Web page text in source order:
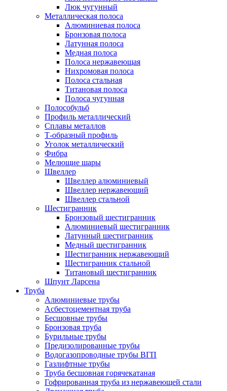
Люк чугунный
Металлическая полоса
Алюминиевая полоса
Бронзовая полоса
Латунная полоса
Медная полоса
Полоса нержавеющая
Нихромовая полоса
Полоса стальная
Титановая полоса
Полоса чугунная
Полособульб
Профиль металлический
Сплавы металлов
Т-образный профиль
Уголок металлический
Фибра
Мелющие шары
Швеллер
Швеллер алюминиевый
Швеллер нержавеющий
Швеллер стальной
Шестигранник
Бронзовый шестигранник
Алюминиевый шестигранник
Латунный шестигранник
Медный шестигранник
Шестигранник нержавеющий
Шестигранник стальной
Титановый шестигранник
Шпунт Ларсена
Труба
Алюминиевые трубы
Асбестоцементная труба
Бесшовные трубы
Бронзовая труба
Бурильные трубы
Предизолированные трубы
Водогазопроводные трубы ВГП
Газлифтные трубы
Труба бесшовная горячекатаная
Гофрированная труба из нержавеющей стали